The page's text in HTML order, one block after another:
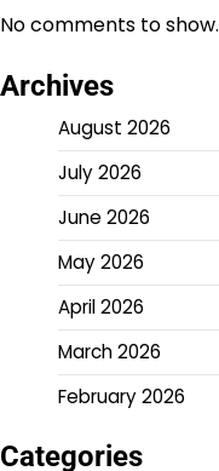
No comments to show.
Archives
August 2026
July 2026
June 2026
May 2026
April 2026
March 2026
February 2026
Categories